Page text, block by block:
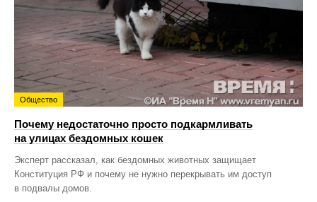
Общество
Почему недостаточно просто подкармливать
на улицах бездомных кошек
Эксперт рассказал, как бездомных животных защищает
Конституция РФ и почему не нужно перекрывать им доступ
в подвалы домов.